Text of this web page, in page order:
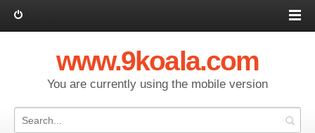
www.9koala.com
You are currently using the mobile version